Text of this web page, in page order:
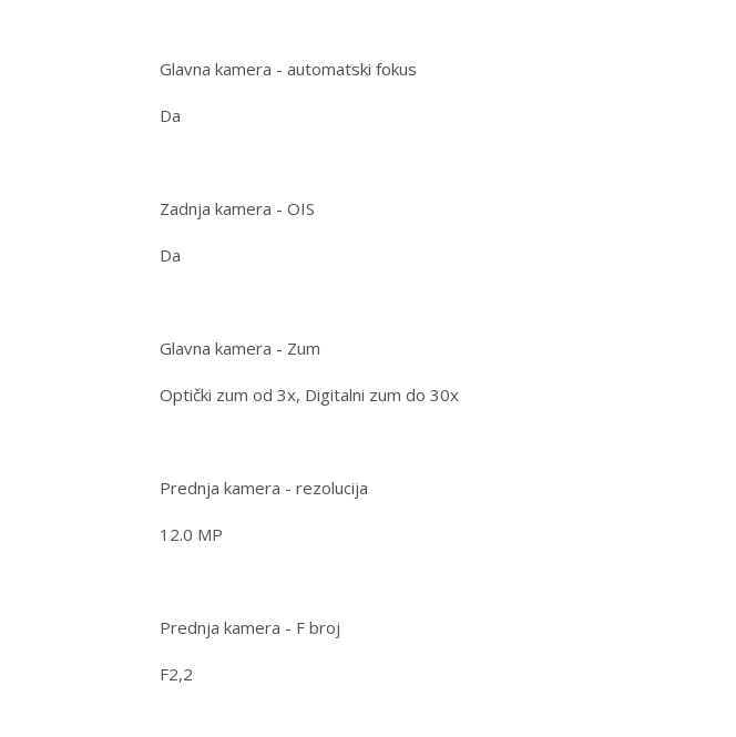
Glavna kamera - automatski fokus
Da
Zadnja kamera - OIS
Da
Glavna kamera - Zum
Optički zum od 3x, Digitalni zum do 30x
Prednja kamera - rezolucija
12.0 MP
Prednja kamera - F broj
F2,2